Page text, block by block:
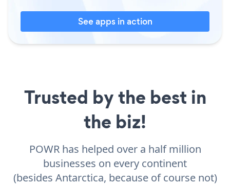
See apps in action
Trusted by the best in
the biz!
POWR has helped over a half million
businesses on every continent
(besides Antarctica, because of course not)